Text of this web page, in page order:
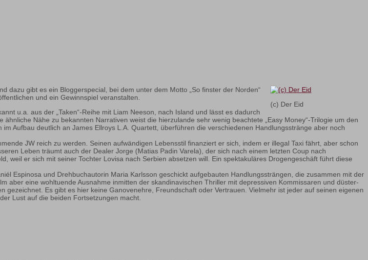
(c) Der Eid
dazu gibt es ein Bloggerspecial, bei dem unter dem Motto „So finster der Norden“
und ein Gewinnspiel veranstalten.
u.a. aus der „Taken“-Reihe mit Liam Neeson, nach Island und lässt es dadurch
ähnliche Nähe zu bekannten Narrativen weist die hierzulande sehr wenig beachtete „Easy Money“-Trilogie um den
Aufbau deutlich an James Ellroys L.A. Quartett, überführen die verschiedenen Handlungsstränge aber noch
JW reich zu werden. Seinen aufwändigen Lebensstil finanziert er sich, indem er illegal Taxi fährt, aber schon
Leben träumt auch der Dealer Jorge (Matias Padin Varela), der sich nach einem letzten Coup nach
weil er sich mit seiner Tochter Lovisa nach Serbien absetzen will. Ein spektakuläres Drogengeschäft führt diese
Espinosa und Drehbuchautorin Maria Karlsson geschickt aufgebauten Handlungssträngen, die zusammen mit der
aber eine wohltuende Ausnahme inmitten der skandinavischen Thriller mit depressiven Kommissaren und düster-
Es gibt es hier keine Ganovenehre, Freundschaft oder Vertrauen. Vielmehr ist jeder auf seinen eigenen
Lust auf die beiden Fortsetzungen macht.